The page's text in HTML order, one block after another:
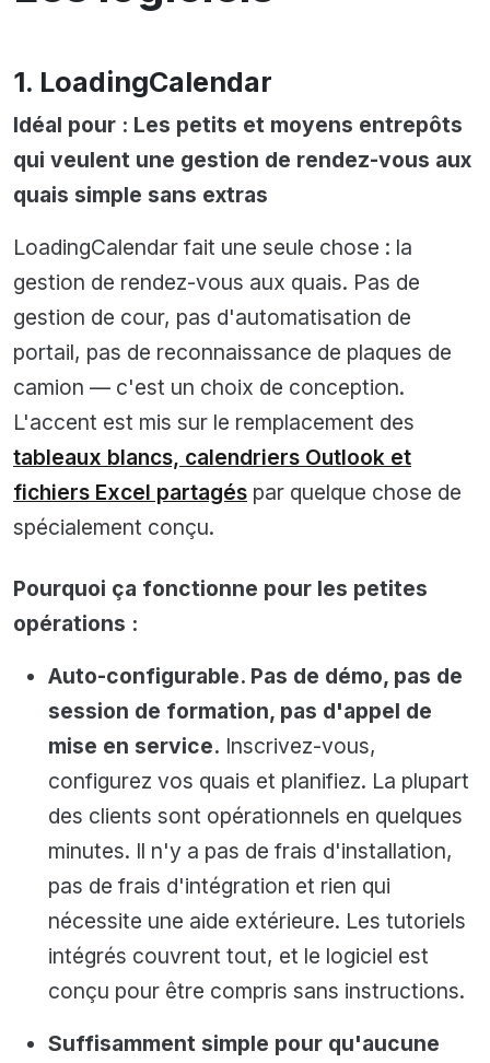
1. LoadingCalendar
Idéal pour : Les petits et moyens entrepôts
qui veulent une gestion de rendez-vous aux
quais simple sans extras
LoadingCalendar fait une seule chose : la
gestion de rendez-vous aux quais. Pas de
gestion de cour, pas d'automatisation de
portail, pas de reconnaissance de plaques de
camion — c'est un choix de conception.
L'accent est mis sur le remplacement des
tableaux blancs, calendriers Outlook et
fichiers Excel partagés par quelque chose de
spécialement conçu.
Pourquoi ça fonctionne pour les petites
opérations :
Auto-configurable. Pas de démo, pas de
session de formation, pas d'appel de
mise en service. Inscrivez-vous,
configurez vos quais et planifiez. La plupart
des clients sont opérationnels en quelques
minutes. Il n'y a pas de frais d'installation,
pas de frais d'intégration et rien qui
nécessite une aide extérieure. Les tutoriels
intégrés couvrent tout, et le logiciel est
conçu pour être compris sans instructions.
Suffisamment simple pour qu'aucune